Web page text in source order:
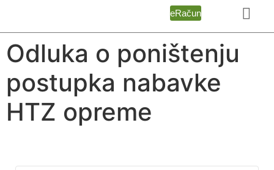
eRačun
Odluka o poništenju
postupka nabavke
HTZ opreme